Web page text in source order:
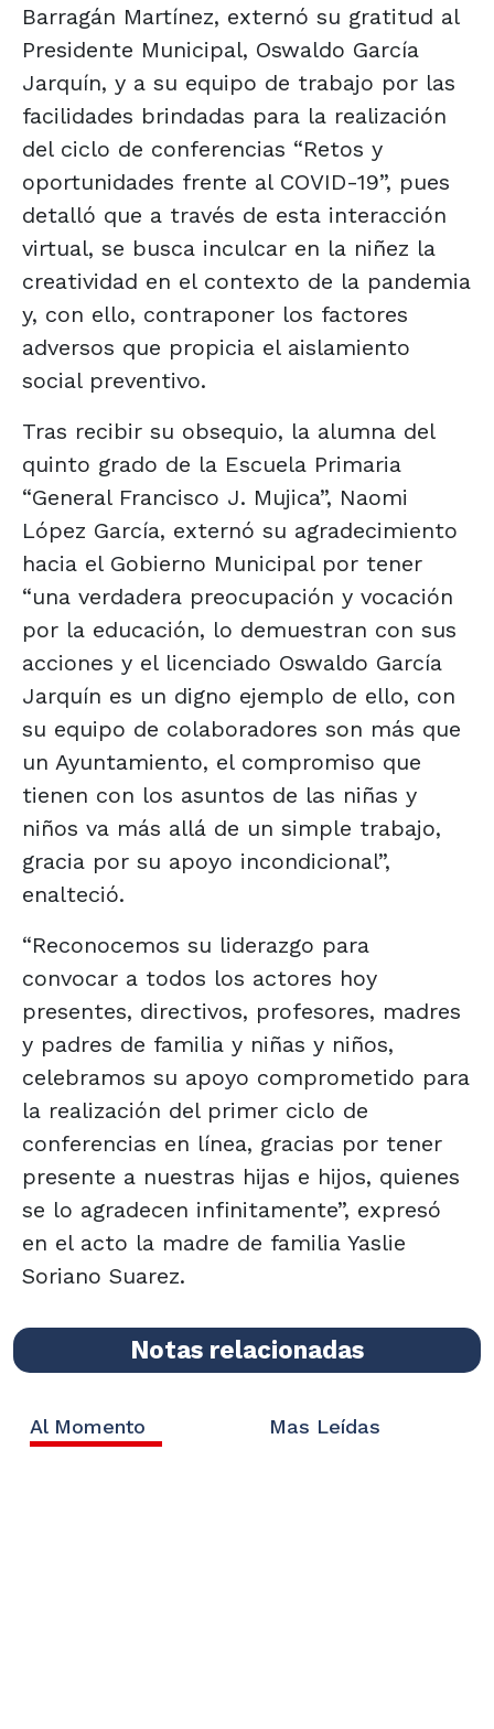
Barragán Martínez, externó su gratitud al
Presidente Municipal, Oswaldo García
Jarquín, y a su equipo de trabajo por las
facilidades brindadas para la realización
del ciclo de conferencias “Retos y
oportunidades frente al COVID-19”, pues
detalló que a través de esta interacción
virtual, se busca inculcar en la niñez la
creatividad en el contexto de la pandemia
y, con ello, contraponer los factores
adversos que propicia el aislamiento
social preventivo.
Tras recibir su obsequio, la alumna del
quinto grado de la Escuela Primaria
“General Francisco J. Mujica”, Naomi
López García, externó su agradecimiento
hacia el Gobierno Municipal por tener
“una verdadera preocupación y vocación
por la educación, lo demuestran con sus
acciones y el licenciado Oswaldo García
Jarquín es un digno ejemplo de ello, con
su equipo de colaboradores son más que
un Ayuntamiento, el compromiso que
tienen con los asuntos de las niñas y
niños va más allá de un simple trabajo,
gracia por su apoyo incondicional”,
enalteció.
“Reconocemos su liderazgo para
convocar a todos los actores hoy
presentes, directivos, profesores, madres
y padres de familia y niñas y niños,
celebramos su apoyo comprometido para
la realización del primer ciclo de
conferencias en línea, gracias por tener
presente a nuestras hijas e hijos, quienes
se lo agradecen infinitamente”, expresó
en el acto la madre de familia Yaslie
Soriano Suarez.
Notas relacionadas
Al Momento Mas Leídas